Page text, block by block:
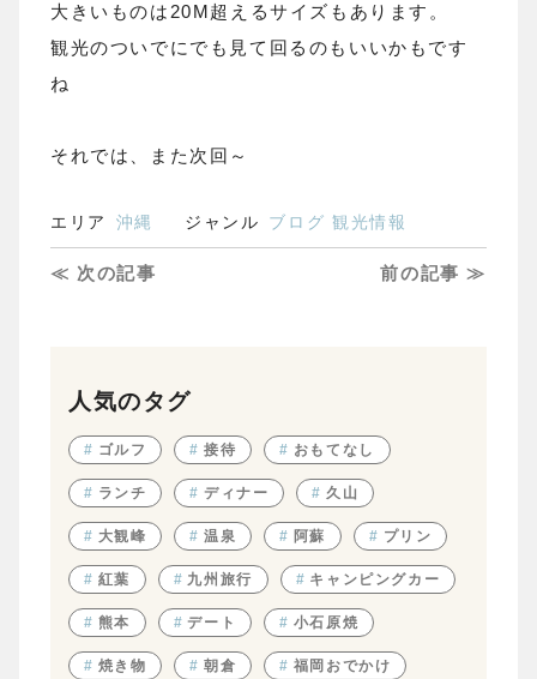
大きいものは20M超えるサイズもあります。
観光のついでにでも見て回るのもいいかもです
ね
それでは、また次回～
エリア 沖縄 ジャンル ブログ 観光情報
≪ 次の記事 前の記事 ≫
人気のタグ
# ゴルフ # 接待 # おもてなし
# ランチ # ディナー # 久山
# 大観峰 # 温泉 # 阿蘇 # プリン
# 紅葉 # 九州旅行 # キャンピングカー
# 熊本 # デート # 小石原焼
# 焼き物 # 朝倉 # 福岡おでかけ